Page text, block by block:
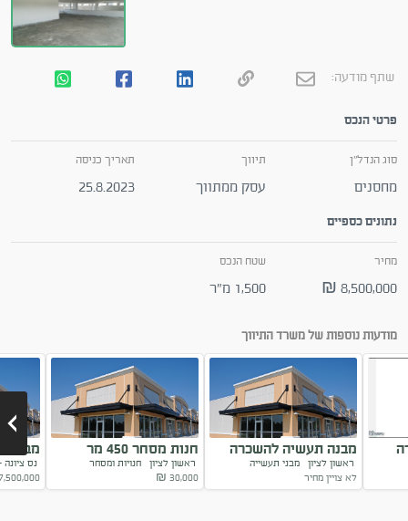
שתף מודעה:
פרטי הנכס
סוג הנדל"ן
מחסנים
תיווך
עסק ממתווך
תאריך כניסה
25.8.2023
נתונים כספיים
מחיר
8,500,000 ₪
שטח הנכס
1,500 מ"ר
מודעות נוספות של משרד התיווך
מבנה תעשיה להשכרה
ראשון לציון מבני תעשייה
לא צויין מחיר
חנות מסחר 450 מר
ראשון לציון
ראשון לציון חנויות ומסחר
30,000
₪
מבנה
נס